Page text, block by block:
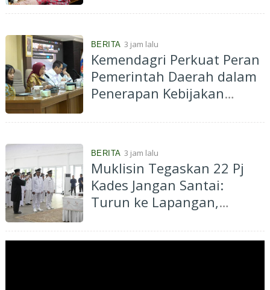
Selatan Tahun 2026
BERITA 3 jam lalu
Kemendagri Perkuat Peran
Pemerintah Daerah dalam
Penerapan Kebijakan
Transmigrasi
BERITA 3 jam lalu
Muklisin Tegaskan 22 Pj
Kades Jangan Santai:
Turun ke Lapangan,
Masyarakat